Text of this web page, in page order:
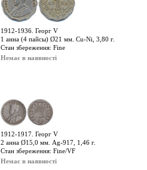
1912-1936. Георг V
1 анна (4 пайсы) Ø21 мм. Cu-Ni, 3,80 г.
Стан збереження: Fine
Немає в наявності
1912-1917. Георг V
2 анна Ø15,0 мм. Ag-917, 1,46 г.
Стан збереження: Fine/VF
Немає в наявності